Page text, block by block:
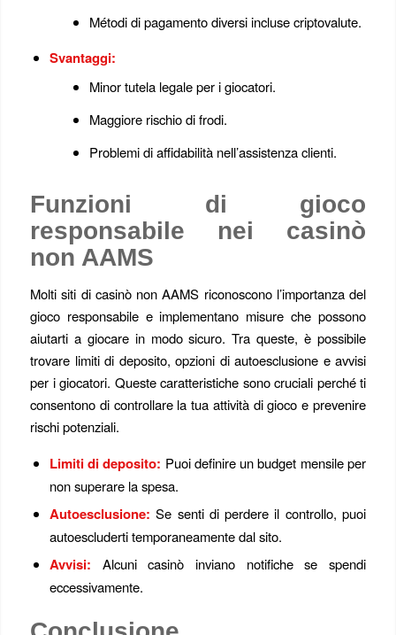
Métodi di pagamento diversi incluse criptovalute.
Svantaggi:
Minor tutela legale per i giocatori.
Maggiore rischio di frodi.
Problemi di affidabilità nell’assistenza clienti.
Funzioni di gioco
responsabile nei casinò
non AAMS
Molti siti di casinò non AAMS riconoscono l’importanza del
gioco responsabile e implementano misure che possono
aiutarti a giocare in modo sicuro. Tra queste, è possibile
trovare limiti di deposito, opzioni di autoesclusione e avvisi
per i giocatori. Queste caratteristiche sono cruciali perché ti
consentono di controllare la tua attività di gioco e prevenire
rischi potenziali.
Limiti di deposito: Puoi definire un budget mensile per
non superare la spesa.
Autoesclusione: Se senti di perdere il controllo, puoi
autoescluderti temporaneamente dal sito.
Avvisi: Alcuni casinò inviano notifiche se spendi
eccessivamente.